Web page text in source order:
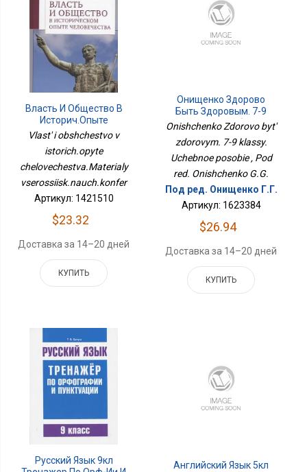
Власть И Общество В
Историч.опыте
Человечества.Материалы
Vlast' i obshchestvo v
istorich.opyte
chelovechestva.Materialy
vserossiisk.nauch.konfer
Артикул: 1421510
$23.32
Доставка за 14–20 дней
КУПИТЬ
Онищенко Здорово
Быть Здоровым. 7-9
Классы. Учебное
Onishchenko Zdorovo byt'
zdorovym. 7-9 klassy.
Uchebnoe posobie , Pod
red. Onishchenko G.G.
Под ред. Онищенко Г.Г.
Артикул: 1623384
$26.94
Доставка за 14–20 дней
КУПИТЬ
Русский Язык 9кл
Английский Язык 5кл